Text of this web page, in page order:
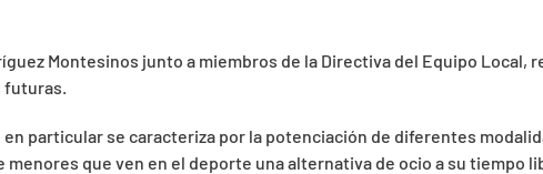
Montesinos junto a miembros de la Directiva del Equipo
futuras.
particular se caracteriza por la potenciación de diferentes
que ven en el deporte una alternativa de ocio a su tiempo